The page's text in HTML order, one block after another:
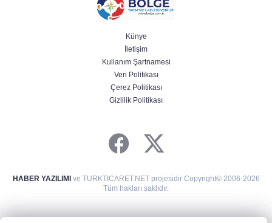
Künye
İletişim
Kullanım Şartnamesi
Veri Politikası
Çerez Politikası
Gizlilik Politikası
HABER YAZILIMIve TURKTICARET.NET projesidir Copyright© 2006-2026
Tüm hakları saklıdır.